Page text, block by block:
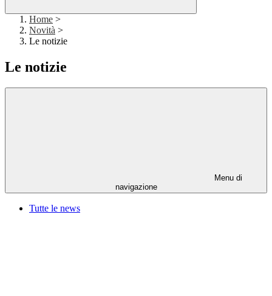
Home >
Novità >
Le notizie
Le notizie
Menu di
navigazione
Tutte le news